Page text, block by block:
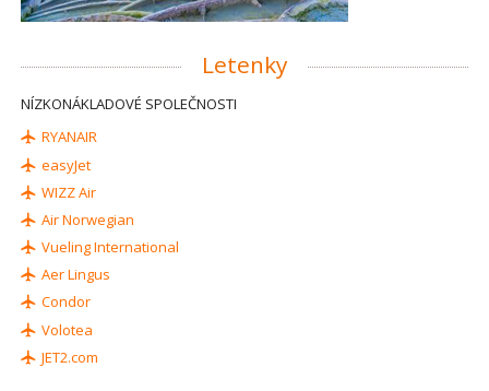
Letenky
NÍZKONÁKLADOVÉ SPOLEČNOSTI
RYANAIR
easyJet
WIZZ Air
Air Norwegian
Vueling International
Aer Lingus
Condor
Volotea
JET2.com